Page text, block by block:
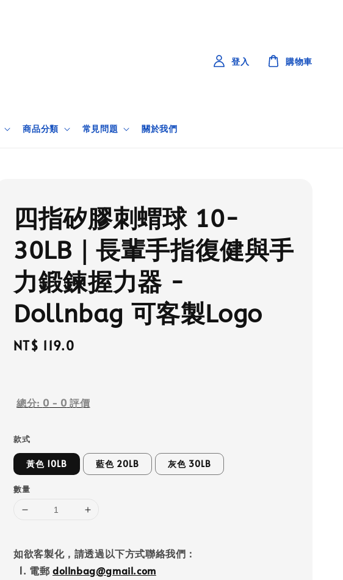
商品分類 常見問題 關於我們
登入 購物車
四指矽膠刺蝟球 10-
30LB｜長輩手指復健與手
力鍛鍊握力器 -
Dollnbag 可客製Logo
Regular
NT$ 119.0
總分: 0 - 0 評價
款式
黃色 10LB 藍色 20LB 灰色 30LB
數量
如欲客製化，請透過以下方式聯絡我們：
1. 電郵 dollnbag@gmail.com